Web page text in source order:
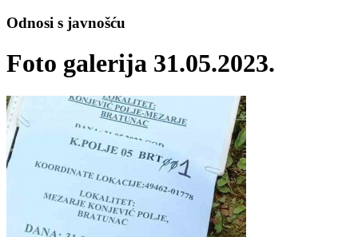
Odnosi s javnošću
Foto galerija 31.05.2023.